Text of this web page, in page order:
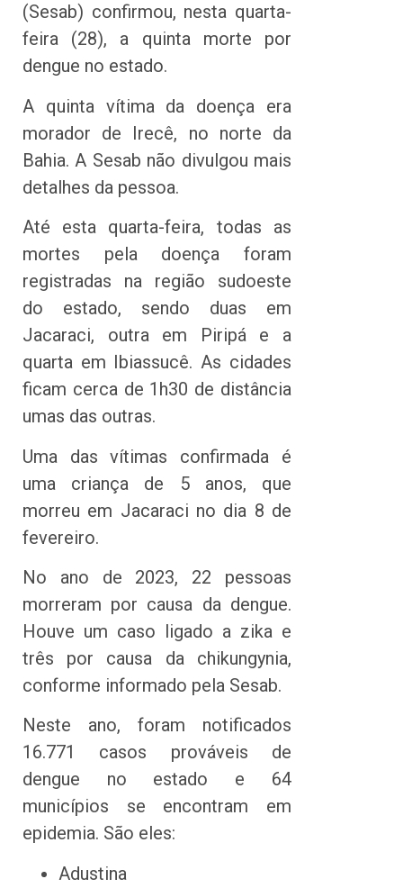
(Sesab) confirmou, nesta quarta-
feira (28), a quinta morte por
dengue no estado.
A quinta vítima da doença era
morador de Irecê, no norte da
Bahia. A Sesab não divulgou mais
detalhes da pessoa.
Até esta quarta-feira, todas as
mortes pela doença foram
registradas na região sudoeste
do estado, sendo duas em
Jacaraci, outra em Piripá e a
quarta em Ibiassucê. As cidades
ficam cerca de 1h30 de distância
umas das outras.
Uma das vítimas confirmada é
uma criança de 5 anos, que
morreu em Jacaraci no dia 8 de
fevereiro.
No ano de 2023, 22 pessoas
morreram por causa da dengue.
Houve um caso ligado a zika e
três por causa da chikungynia,
conforme informado pela Sesab.
Neste ano, foram notificados
16.771 casos prováveis de
dengue no estado e 64
municípios se encontram em
epidemia. São eles:
Adustina